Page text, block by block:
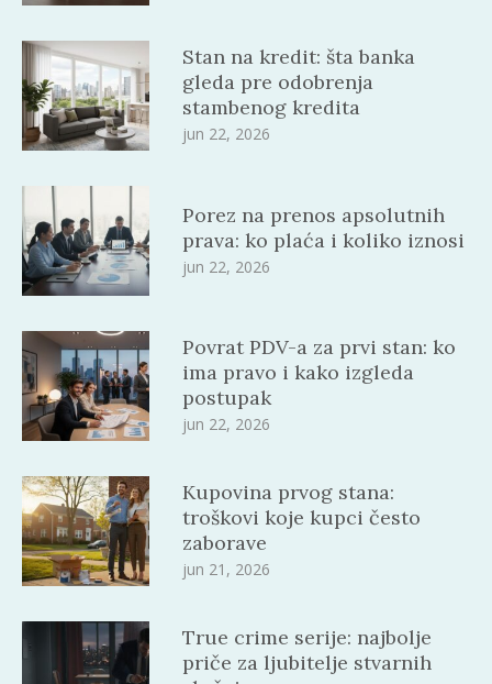
Stan na kredit: šta banka
gleda pre odobrenja
stambenog kredita
jun 22, 2026
Porez na prenos apsolutnih
prava: ko plaća i koliko iznosi
jun 22, 2026
Povrat PDV-a za prvi stan: ko
ima pravo i kako izgleda
postupak
jun 22, 2026
Kupovina prvog stana:
troškovi koje kupci često
zaborave
jun 21, 2026
True crime serije: najbolje
priče za ljubitelje stvarnih